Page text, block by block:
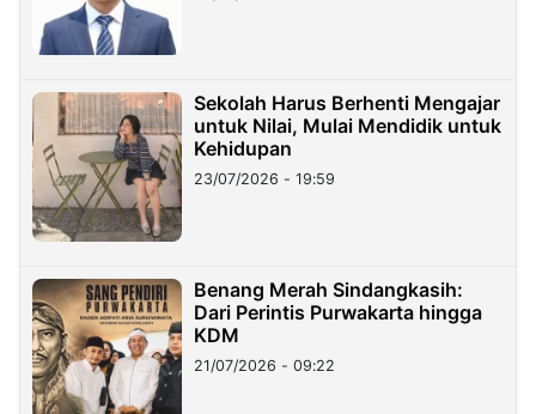
Sekolah Harus Berhenti Mengajar
untuk Nilai, Mulai Mendidik untuk
Kehidupan
23/07/2026 - 19:59
Benang Merah Sindangkasih:
Dari Perintis Purwakarta hingga
KDM
21/07/2026 - 09:22